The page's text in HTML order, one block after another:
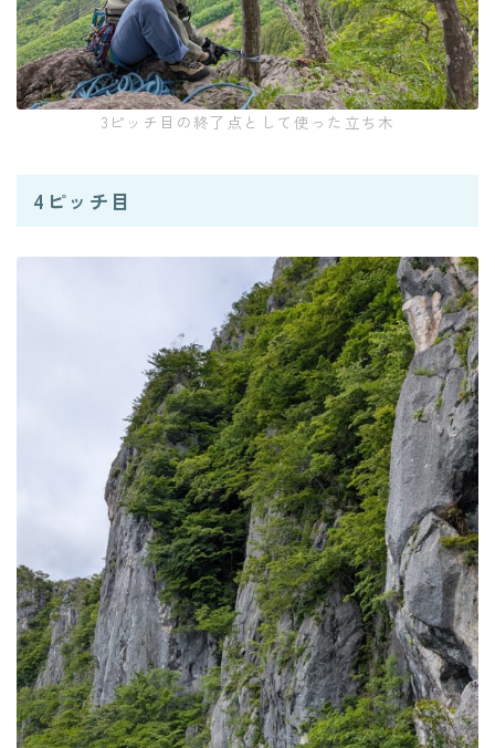
3ピッチ目の終了点として使った立ち木
4ピッチ目